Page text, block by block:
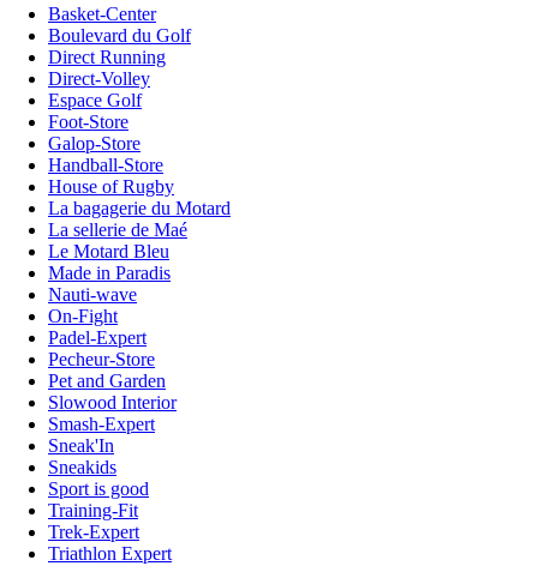
Basket-Center
Boulevard du Golf
Direct Running
Direct-Volley
Espace Golf
Foot-Store
Galop-Store
Handball-Store
House of Rugby
La bagagerie du Motard
La sellerie de Maé
Le Motard Bleu
Made in Paradis
Nauti-wave
On-Fight
Padel-Expert
Pecheur-Store
Pet and Garden
Slowood Interior
Smash-Expert
Sneak'In
Sneakids
Sport is good
Training-Fit
Trek-Expert
Triathlon Expert